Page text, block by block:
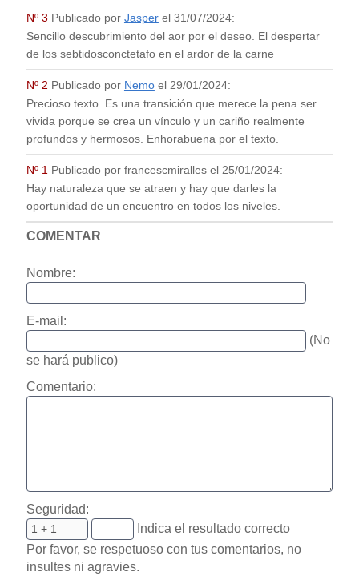
Nº 3 Publicado por Jasperel 31/07/2024:
Sencillo descubrimiento del aor por el deseo. El despertar
de los sebtidosconctetafo en el ardor de la carne
Nº 2 Publicado por Nemoel 29/01/2024:
Precioso texto. Es una transición que merece la pena ser
vivida porque se crea un vínculo y un cariño realmente
profundos y hermosos. Enhorabuena por el texto.
Nº 1 Publicado por francescmirallesel 25/01/2024:
Hay naturaleza que se atraen y hay que darles la
oportunidad de un encuentro en todos los niveles.
COMENTAR
Nombre:
E-mail:
(No
se hará publico)
Comentario:
Seguridad:
Indica el resultado correcto
Por favor, se respetuoso con tus comentarios, no
insultes ni agravies.